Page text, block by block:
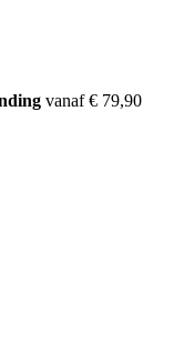
vanaf € 79,90